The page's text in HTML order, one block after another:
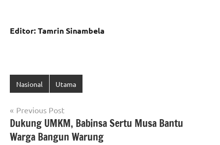
Editor: Tamrin Sinambela
Nasional Utama
Navigasi
pos
Previous Post
Dukung UMKM, Babinsa Sertu Musa Bantu
Warga Bangun Warung